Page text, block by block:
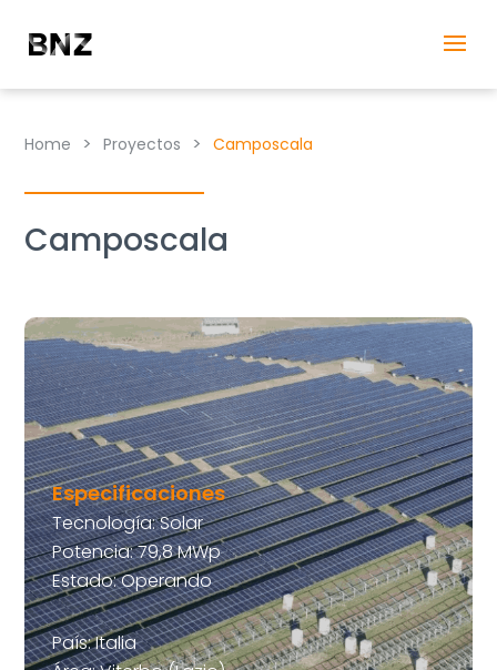
Home > Proyectos > Camposcala
Camposcala
Especificaciones
Tecnología: Solar
Potencia: 79,8 MWp
Estado: Operando
País: Italia